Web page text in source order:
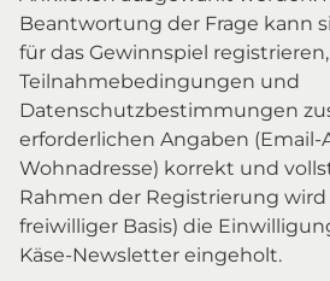
Beantwortung der Frage kann
für das Gewinnspiel
Teilnahmebedingungen und
Datenschutzbestimmungen
erforderlichen Angaben (Email-
Wohnadresse) korrekt und
Rahmen der Registrierung
freiwilliger Basis) die
Käse-Newsletter eingeholt.